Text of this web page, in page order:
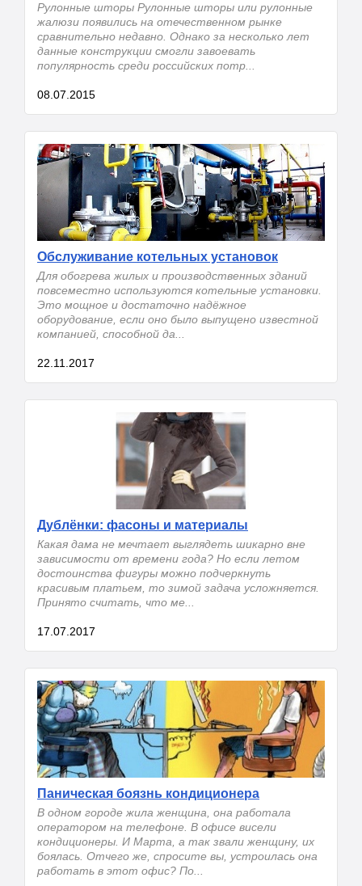
Рулонные шторы Рулонные шторы или рулонные
жалюзи появились на отечественном рынке
сравнительно недавно. Однако за несколько лет
данные конструкции смогли завоевать
популярность среди российских потр...
08.07.2015
Обслуживание котельных установок
Для обогрева жилых и производственных зданий
повсеместно используются котельные установки.
Это мощное и достаточно надёжное
оборудование, если оно было выпущено известной
компанией, способной да...
22.11.2017
Дублёнки: фасоны и материалы
Какая дама не мечтает выглядеть шикарно вне
зависимости от времени года? Но если летом
достоинства фигуры можно подчеркнуть
красивым платьем, то зимой задача усложняется.
Принято считать, что ме...
17.07.2017
Паническая боязнь кондиционера
В одном городе жила женщина, она работала
оператором на телефоне. В офисе висели
кондиционеры. И Марта, а так звали женщину, их
боялась. Отчего же, спросите вы, устроилась она
работать в этот офис? По...